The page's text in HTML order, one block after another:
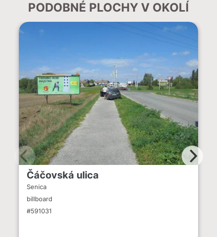
PODOBNÉ PLOCHY V OKOLÍ
Čáčovská ulica
Senica
billboard
#591031